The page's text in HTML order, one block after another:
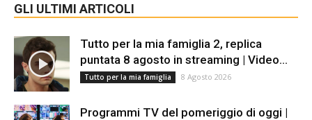
GLI ULTIMI ARTICOLI
Tutto per la mia famiglia 2, replica
puntata 8 agosto in streaming | Video...
Tutto per la mia famiglia 8 Agosto 2026
Programmi TV del pomeriggio di oggi |